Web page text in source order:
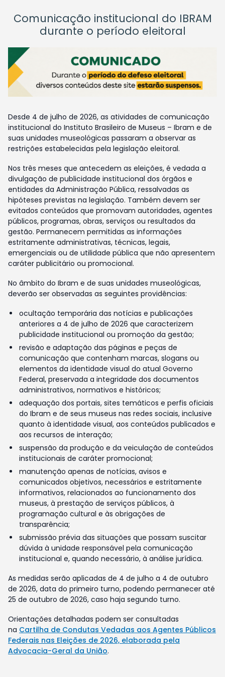
Comunicação institucional do IBRAM
durante o período eleitoral
Desde 4 de julho de 2026, as atividades de comunicação
institucional do Instituto Brasileiro de Museus – Ibram e de
suas unidades museológicas passaram a observar as
restrições estabelecidas pela legislação eleitoral.
Nos três meses que antecedem as eleições, é vedada a
divulgação de publicidade institucional dos órgãos e
entidades da Administração Pública, ressalvadas as
hipóteses previstas na legislação. Também devem ser
evitados conteúdos que promovam autoridades, agentes
públicos, programas, obras, serviços ou resultados da
gestão. Permanecem permitidas as informações
estritamente administrativas, técnicas, legais,
emergenciais ou de utilidade pública que não apresentem
caráter publicitário ou promocional.
No âmbito do Ibram e de suas unidades museológicas,
deverão ser observadas as seguintes providências:
ocultação temporária das notícias e publicações
anteriores a 4 de julho de 2026 que caracterizem
publicidade institucional ou promoção da gestão;
revisão e adaptação das páginas e peças de
comunicação que contenham marcas, slogans ou
elementos da identidade visual do atual Governo
Federal, preservada a integridade dos documentos
administrativos, normativos e históricos;
adequação dos portais, sites temáticos e perfis oficiais
do Ibram e de seus museus nas redes sociais, inclusive
quanto à identidade visual, aos conteúdos publicados e
aos recursos de interação;
suspensão da produção e da veiculação de conteúdos
institucionais de caráter promocional;
manutenção apenas de notícias, avisos e
comunicados objetivos, necessários e estritamente
informativos, relacionados ao funcionamento dos
museus, à prestação de serviços públicos, à
programação cultural e às obrigações de
transparência;
submissão prévia das situações que possam suscitar
dúvida à unidade responsável pela comunicação
institucional e, quando necessário, à análise jurídica.
As medidas serão aplicadas de 4 de julho a 4 de outubro
de 2026, data do primeiro turno, podendo permanecer até
25 de outubro de 2026, caso haja segundo turno.
Orientações detalhadas podem ser consultadas
na Cartilha de Condutas Vedadas aos Agentes Públicos
Federais nas Eleições de 2026, elaborada pela
Advocacia-Geral da União.